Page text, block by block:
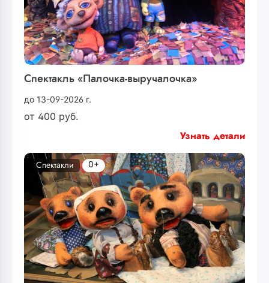
Спектакль «Палочка-выручалочка»
до 13-09-2026 г.
от 400 руб.
Узнать детали
Спектакли 0+